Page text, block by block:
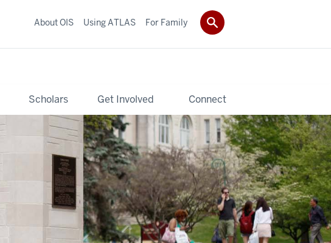
Scholars Get Involved Connect
About OIS Using ATLAS For Family